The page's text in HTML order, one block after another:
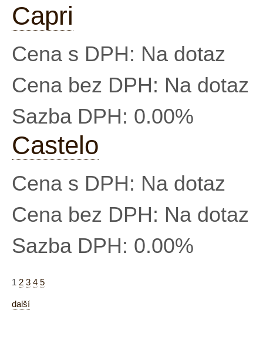
Capri
Cena s DPH: Na dotaz
Cena bez DPH: Na dotaz
Sazba DPH: 0.00%
Castelo
Cena s DPH: Na dotaz
Cena bez DPH: Na dotaz
Sazba DPH: 0.00%
1 2 3 4 5
další